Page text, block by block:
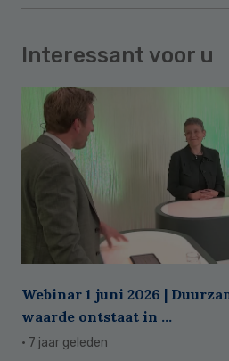
Interessant voor u
Webinar 1 juni 2026 |
waarde ontstaat in ...
· 7 jaar geleden